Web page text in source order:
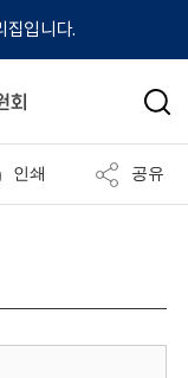
집입니다.
검
인쇄 공유